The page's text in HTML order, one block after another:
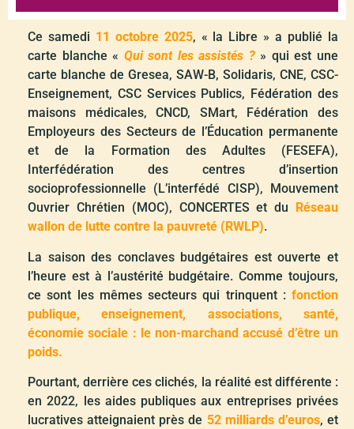
Ce samedi 11 octobre 2025, « la Libre » a publié la
carte blanche « Qui sont les assistés ?» qui est une
carte blanche de Gresea, SAW-B, Solidaris, CNE, CSC-
Enseignement, CSC Services Publics, Fédération des
maisons médicales, CNCD, SMart, Fédération des
Employeurs des Secteurs de l’Éducation permanente
et de la Formation des Adultes (FESEFA),
Interfédération des centres d’insertion
socioprofessionnelle (L’interfédé CISP), Mouvement
Ouvrier Chrétien (MOC), CONCERTES et du
Réseau
wallon de lutte contre la pauvreté (RWLP).
La saison des conclaves budgétaires est ouverte et
l’heure est à l’austérité budgétaire. Comme toujours,
ce sont les mêmes secteurs qui trinquent : fonction
publique, enseignement, associations, santé,
économie sociale : le non-marchand accusé d’être un
poids.
Pourtant, derrière ces clichés, la réalité est différente :
en 2022, les aides publiques aux entreprises privées
lucratives atteignaient près de 52 milliards d’euros, et